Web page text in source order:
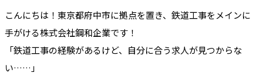
こんにちは！東京都府中市に拠点を置き、鉄道工事をメインに
手がける株式会社鋼和企業です！
「鉄道工事の経験があるけど、自分に合う求人が見つからな
い……」